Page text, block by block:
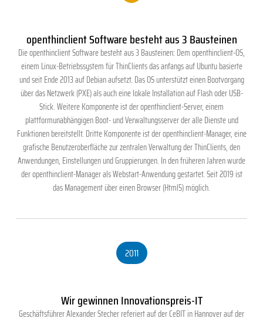
openthinclient Software besteht aus 3 Bausteinen
Die openthinclient Software besteht aus 3 Bausteinen: Dem openthinclient-OS,
einem Linux-Betriebssystem für ThinClients das anfangs auf Ubuntu basierte
und seit Ende 2013 auf Debian aufsetzt. Das OS unterstützt einen Bootvorgang
über das Netzwerk (PXE) als auch eine lokale Installation auf Flash oder USB-
Stick. Weitere Komponente ist der openthinclient-Server, einem
plattformunabhängigen Boot- und Verwaltungsserver der alle Dienste und
Funktionen bereitstellt. Dritte Komponente ist der openthinclient-Manager, eine
grafische Benutzeroberfläche zur zentralen Verwaltung der ThinClients, den
Anwendungen, Einstellungen und Gruppierungen. In den früheren Jahren wurde
der openthinclient-Manager als Webstart-Anwendung gestartet. Seit 2019 ist
das Management über einen Browser (Html5) möglich.
2011
Wir gewinnen Innovationspreis-IT
Geschäftsführer Alexander Stecher referiert auf der CeBIT in Hannover auf der